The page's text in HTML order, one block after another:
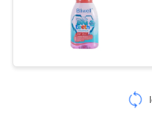
ओरल केयर